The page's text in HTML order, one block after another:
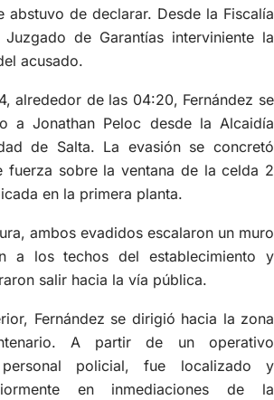
abstuvo de declarar. Desde la Fiscalía
de Garantías interviniente la
acusado.
alrededor de las 04:20, Fernández se
a Jonathan Peloc desde la Alcaidía
de Salta. La evasión se concretó
fuerza sobre la ventana de la celda 2
en la primera planta.
ambos evadidos escalaron un muro
a los techos del establecimiento y
salir hacia la vía pública.
Fernández se dirigió hacia la zona
A partir de un operativo
policial, fue localizado y
en inmediaciones de la